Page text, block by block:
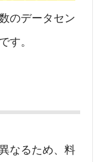
のデータセン
す。
なるため、料